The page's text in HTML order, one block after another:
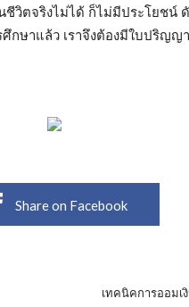
ชีวิตจริงไม่ได้ ก็ไม่มีประโยชน์
กษาแล้ว เราจึงต้องมีใบปริญญ
Share on Facebook
เทคนิคการออมเ